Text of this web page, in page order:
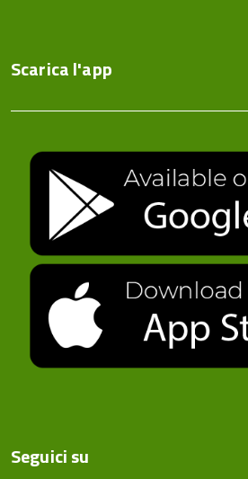
Scarica l'app
Seguici su